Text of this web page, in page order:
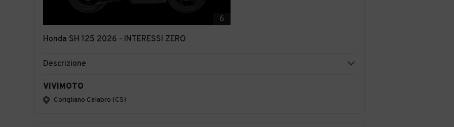
6
Honda SH 125 2026 - INTERESSI ZERO
Descrizione
VIVIMOTO
Corigliano Calabro (CS)